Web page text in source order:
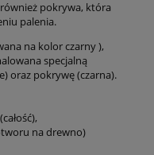
pokrywa, która
palenia.
na kolor czarny ),
specjalną
oraz pokrywę (czarna).
na drewno)